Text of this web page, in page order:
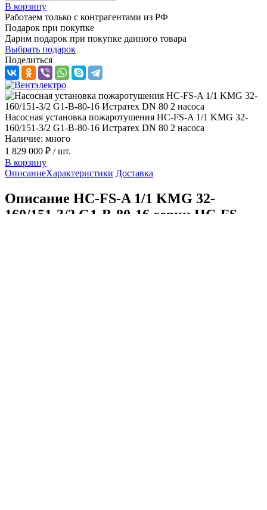
В корзину
Работаем только с контрагентами из РФ
Подарок при покупке
Дарим подарок при покупке данного товара
Выбрать подарок
Поделиться
Насосная установка пожаротушения HC-FS-A 1/1 KMG 32-
160/151-3/2 G1-B-80-16 Истратех DN 80 2 насоса
Наличие: много
1 829 000 ₽ / шт.
В корзину
ОписаниеХарактеристики Доставка
Описание HC-FS-A 1/1 KMG 32-
160/151-3/2 G1-B-80-16 серии HC-FS